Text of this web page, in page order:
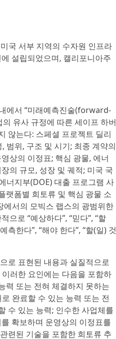
국 서부 지역의 수자원 인프라
설립되었으며, 캘리포니아주
에서 “미래예측진술(forward-
유사 규정에 따른 세이프 하버
않는다: 스페셜 프로젝트 딜리
범위, 구조 및 시기; 최종 계약의
상의 이정표; 핵심 광물, 에너
의 규모, 성장 및 궤적; 미국 국
지부(DOE) 대출 프로그램 사
랫폼별 희토류 및 핵심 광물 소
에서의 모빅스 랩스의 광범위한
로 “예상하다”, “믿다”, “할
측한다”, “해야 한다”, “할(일) 것
로 표현된 내용과 실질적으로
러한 요인에는 다음을 포함하
력 또는 전혀 체결하지 못하는
완료할 수 있는 능력 또는 전
수 있는 능력; 인수한 사업체를
확보하며 운영상의 이정표를
련된 기술을 포함한 희토류 추